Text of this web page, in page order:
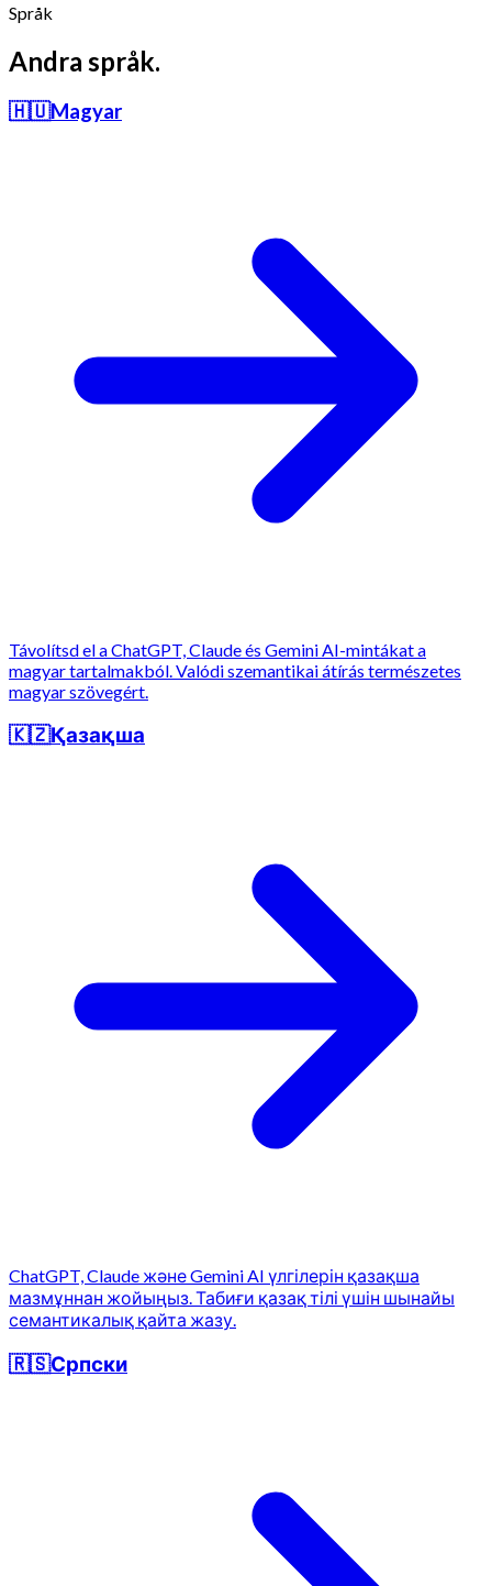
Språk
Andra språk.
🇭🇺Magyar
Távolítsd el a ChatGPT, Claude és Gemini AI-mintákat a
magyar tartalmakból. Valódi szemantikai átírás természetes
magyar szövegért.
🇰🇿Қазақша
ChatGPT, Claude және Gemini AI үлгілерін қазақша
мазмұннан жойыңыз. Табиғи қазақ тілі үшін шынайы
семантикалық қайта жазу.
🇷🇸Српски